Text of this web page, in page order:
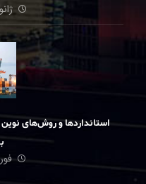
ژانویه
استانداردها و روش‌های
فوریه